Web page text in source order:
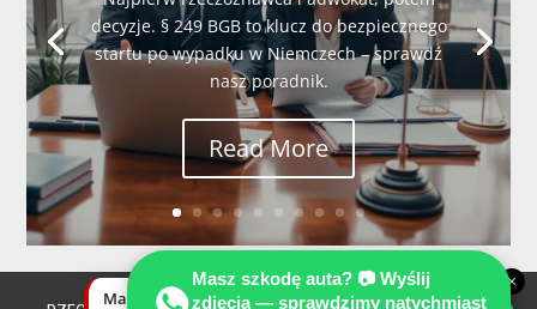
decyzje. § 249 BGB to klucz do bezpiecznego
startu po wypadku w Niemczech – sprawdź
nasz poradnik.
Read More
Masz szkodę auta? 📷 Wyślij
zdjęcia — sprawdzimy natychmiast
×
Masz szkodę auta? Wyślij zdjęcia —